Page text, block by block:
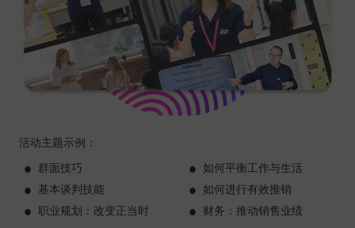
活动主题示例：
群面技巧
基本谈判技能
职业规划：改变正当时
如何平衡工作与生活
如何进行有效推销
财务：推动销售业绩